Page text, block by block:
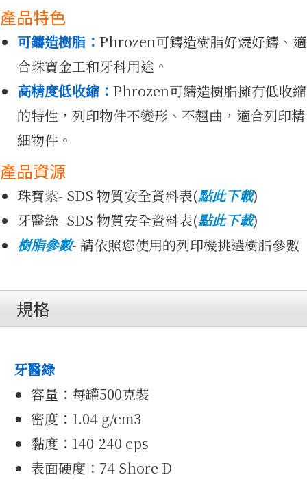
產品
作品
產品特色
可鑄造樹脂： Phrozen可鑄造樹脂好燒好鑄、適
合珠寶金工和牙科用途。
高精度低收縮： Phrozen可鑄造樹脂擁有低收縮
的特性，列印物件不變形、不翹曲，適合列印精
細物件。
產品資源
珠寶紫- SDS 物質安全資料表(點此下載)
牙醫綠- SDS 物質安全資料表(點此下載)
樹脂參數- 請依照您使用的列印機挑選樹脂參數
規格
牙醫綠
容量：每罐500克裝
密度：1.04 g/cm3
黏度： 140-240 cps
表面硬度：74 Shore D